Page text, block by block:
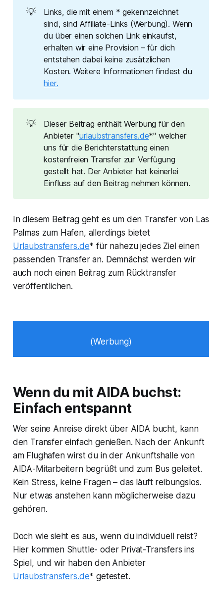
💡
Links, die mit einem * gekennzeichnet
sind, sind Affiliate-Links (Werbung). Wenn
du über einen solchen Link einkaufst,
erhalten wir eine Provision – für dich
entstehen dabei keine zusätzlichen
Kosten. Weitere Informationen findest du
hier.
💡
Dieser Beitrag enthält Werbung für den
Anbieter "urlaubstransfers.de*" welcher
uns für die Berichterstattung einen
kostenfreien Transfer zur Verfügung
gestellt hat. Der Anbieter hat keinerlei
Einfluss auf den Beitrag nehmen können.
In diesem Beitrag geht es um den Transfer von Las
Palmas zum Hafen, allerdings bietet
Urlaubstransfers.de* für nahezu jedes Ziel einen
passenden Transfer an. Demnächst werden wir
auch noch einen Beitrag zum Rücktransfer
veröffentlichen.
(Werbung)
Wenn du mit AIDA buchst:
Einfach entspannt
Wer seine Anreise direkt über AIDA bucht, kann
den Transfer einfach genießen. Nach der Ankunft
am Flughafen wirst du in der Ankunftshalle von
AIDA-Mitarbeitern begrüßt und zum Bus geleitet.
Kein Stress, keine Fragen – das läuft reibungslos.
Nur etwas anstehen kann möglicherweise dazu
gehören.
Doch wie sieht es aus, wenn du individuell reist?
Hier kommen Shuttle- oder Privat-Transfers ins
Spiel, und wir haben den Anbieter
Urlaubstransfers.de* getestet.